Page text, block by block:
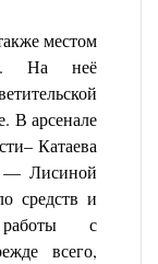
местом
На неё
В арсенале
Катаева
— Лисиной
средств и
с
всего,